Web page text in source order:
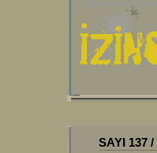
SAYI 137 /